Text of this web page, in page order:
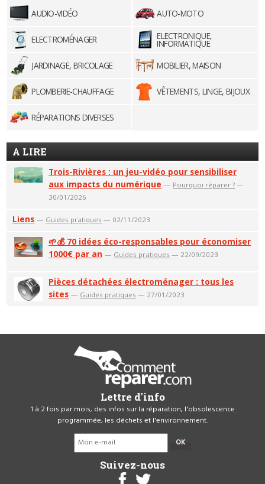
AUDIO-VIDÉO AUTO-MOTO
ELECTROMÉNAGER ELECTRONIQUE,
INFORMATIQUE
JARDINAGE, BRICOLAGE
MOBILIER, MAISON
PLOMBERIE-CHAUFFAGE VÊTEMENTS, LINGE, BIJOUX
RÉPARATIONS DIVERSES
A LIRE
Trois-Rivières : un jeu-vidéo pour sensibiliser
aux impacts du numérique — Pourquoi réparer ? —
30/01/2026
Liens — Guides pratiques — 02/11/2023
🌱💰 70 idées éco-responsables pour économiser
1000€ par an — Guides pratiques — 22/09/2023
Pièces détachées électroménager : tous les
sites — Guides pratiques — 27/01/2023
Lettre d'info
1 à 2 fois par mois, des infos sur la réparation, l'obsolescence
programmée, les déchets et l'environnement.
OK
Suivez-nous